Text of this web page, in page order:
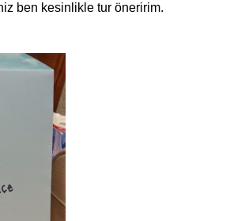
ben kesinlikle tur öneririm.